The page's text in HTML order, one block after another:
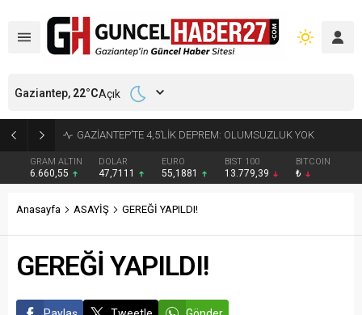
GRAM ALTIN
6.660,55
DOLAR
47,7111
EURO
55,1881
BIST 100
13.779,39
BITCOIN
₺
Gaziantep, 22°CAçık
Anasayfa ASAYİŞ GEREĞİ YAPILDI!
GEREĞİ YAPILDI!